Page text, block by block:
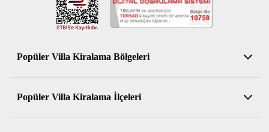
Popüler Villa Kiralama Bölgeleri
Antalya Kiralık Villa
Muğla Kiralık Villa
Aydın Kiralık Villa
Popüler Villa Kiralama İlçeleri
Kemer Kiralık Villa